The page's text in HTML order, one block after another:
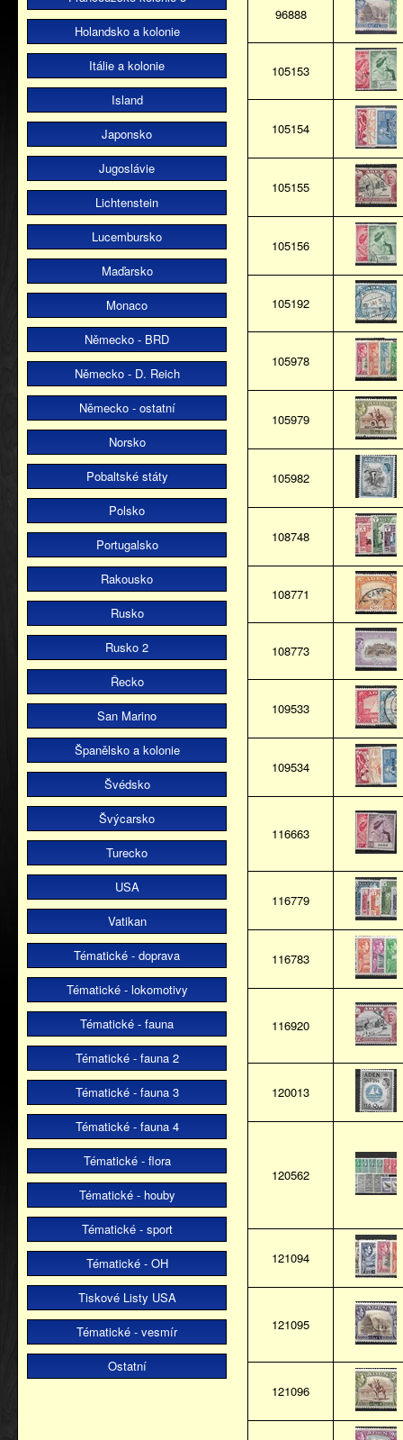
Holandsko a kolonie
Itálie a kolonie
Island
Japonsko
Jugoslávie
Lichtenstein
Lucembursko
Maďarsko
Monaco
Německo - BRD
Německo - D. Reich
Německo - ostatní
Norsko
Pobaltské státy
Polsko
Portugalsko
Rakousko
Rusko
Rusko 2
Řecko
San Marino
Španělsko a kolonie
Švédsko
Švýcarsko
Turecko
USA
Vatikan
Tématické - doprava
Tématické - lokomotivy
Tématické - fauna
Tématické - fauna 2
Tématické - fauna 3
Tématické - fauna 4
Tématické - flora
Tématické - houby
Tématické - sport
Tématické - OH
Tiskové Listy USA
Tématické - vesmír
Ostatní
96888
105153
105154
105155
105156
105192
105978
105979
105982
108748
108771
108773
109533
109534
116663
116779
116783
116920
120013
120562
121094
121095
121096